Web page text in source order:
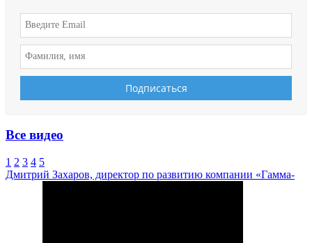
Все видео
1 2 3 4 5
Дмитрий Захаров, директор по развитию компании «Гамма-